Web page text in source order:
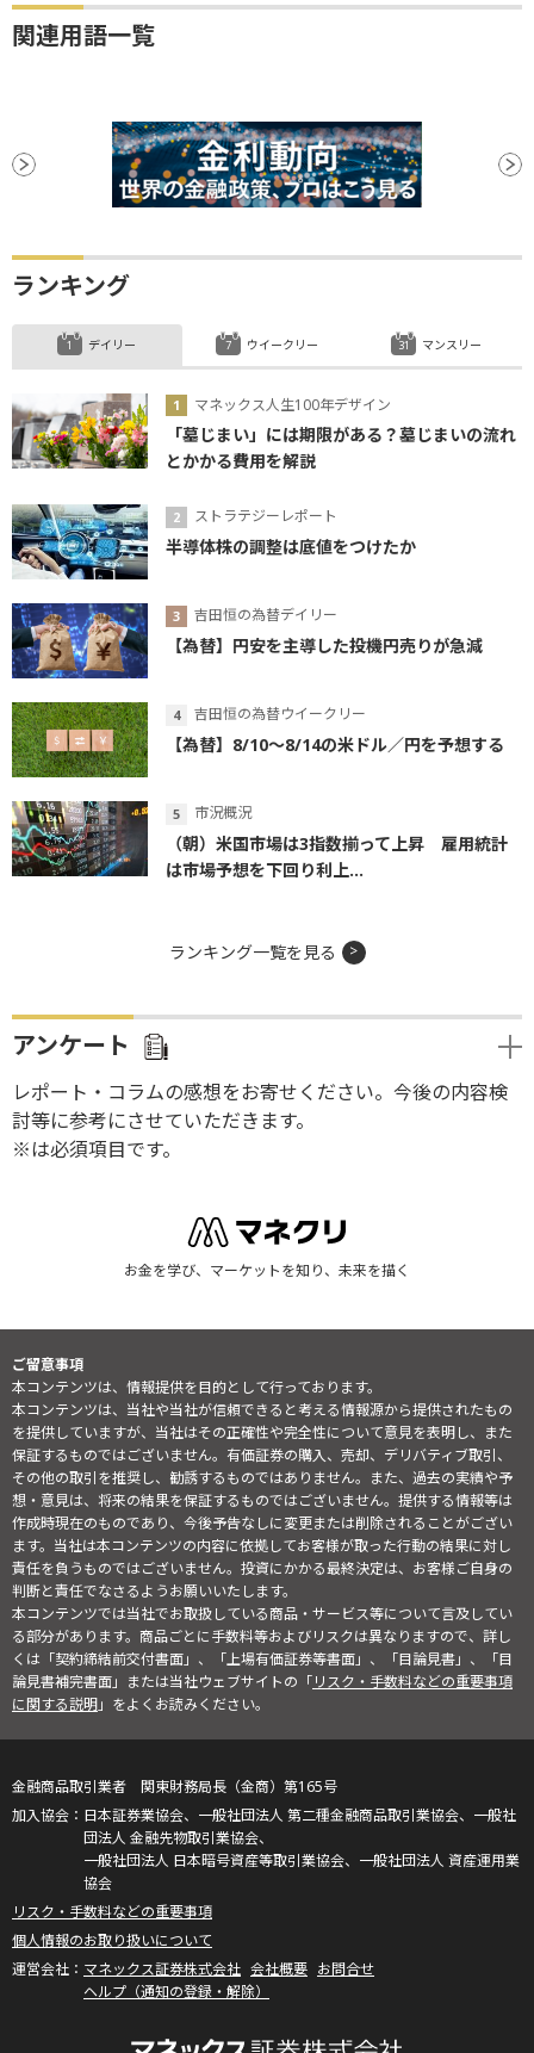
関連用語一覧
ランキング
デイリー
マネックス人生100年デザイン
「墓じまい」には期限がある？墓じまいの流れ
とかかる費用を解説
ストラテジーレポート
半導体株の調整は底値をつけたか
吉田恒の為替デイリー
【為替】円安を主導した投機円売りが急減
吉田恒の為替ウイークリー
【為替】8/10～8/14の米ドル／円を予想する
市況概況
（朝）米国市場は3指数揃って上昇 雇用統計
は市場予想を下回り利上...
ウイークリー マンスリー
ランキング一覧を見る
アンケート
レポート・コラムの感想をお寄せください。今後の内容検
討等に参考にさせていただきます。
※は必須項目です。
お金を学び、マーケットを知り、未来を描く
ご留意事項
本コンテンツは、情報提供を目的として行っております。
本コンテンツは、当社や当社が信頼できると考える情報源から提供されたもの
を提供していますが、当社はその正確性や完全性について意見を表明し、また
保証するものではございません。有価証券の購入、売却、デリバティブ取引、
その他の取引を推奨し、勧誘するものではありません。また、過去の実績や予
想・意見は、将来の結果を保証するものではございません。提供する情報等は
作成時現在のものであり、今後予告なしに変更または削除されることがござい
ます。当社は本コンテンツの内容に依拠してお客様が取った行動の結果に対し
責任を負うものではございません。投資にかかる最終決定は、お客様ご自身の
判断と責任でなさるようお願いいたします。
本コンテンツでは当社でお取扱している商品・サービス等について言及してい
る部分があります。商品ごとに手数料等およびリスクは異なりますので、詳し
くは「契約締結前交付書面」、「上場有価証券等書面」、「目論見書」、「目
論見書補完書面」または当社ウェブサイトの「リスク・手数料などの重要事項
に関する説明」をよくお読みください。
金融商品取引業者 関東財務局長（金商）第165号
日本証券業協会、一般社団法人 第二種金融商品取引業協会、一般社
団法人 金融先物取引業協会、
一般社団法人 日本暗号資産等取引業協会、一般社団法人 資産運用業
協会
リスク・手数料などの重要事項
個人情報のお取り扱いについて
マネックス証券株式会社 会社概要 お問合せ
ヘルプ（通知の登録・解除）